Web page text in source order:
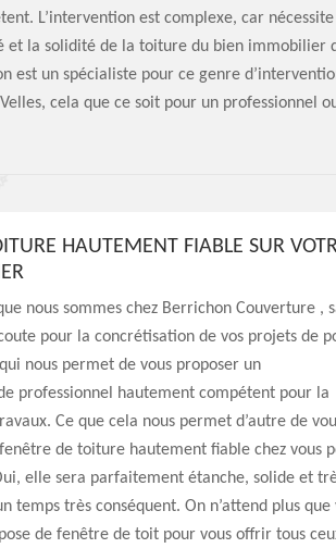
L’intervention est complexe, car nécessite
et la solidité de la toiture du bien immobilier
est un spécialiste pour ce genre
cela que ce soit pour un professionnel
HAUTEMENT FIABLE SUR
nous sommes chez Berrichon Couverture ,
pour la concrétisation de vos projets de
nous permet de vous proposer un
professionnel hautement compétent pour la
Ce que cela nous permet d’autre de
de toiture hautement fiable chez vous
elle sera parfaitement étanche, solide et
temps très conséquent. On n’attend plus que
de fenêtre de toit pour vous offrir tous